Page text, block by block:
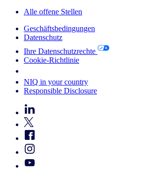
Alle offene Stellen
Geschäftsbedingungen
Datenschutz
Ihre Datenschutzrechte
Cookie-Richtlinie
NIQ in your country
Responsible Disclosure